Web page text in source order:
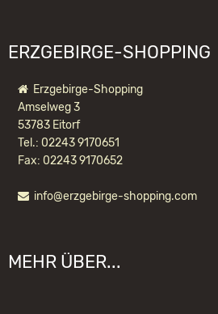
ERZGEBIRGE-SHOPPING
Erzgebirge-Shopping
Amselweg 3
53783 Eitorf
Tel.: 02243 9170651
Fax: 02243 9170652
info@erzgebirge-shopping.com
MEHR ÜBER...